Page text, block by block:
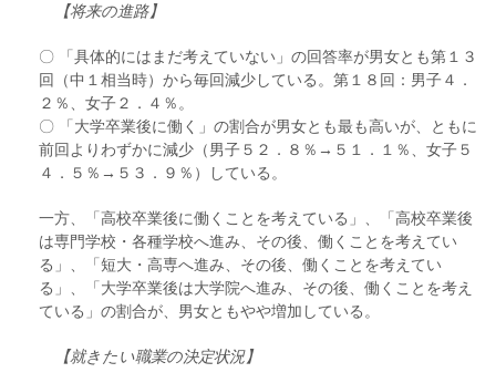
【将来の進路】
〇 「具体的にはまだ考えていない」の回答率が男女とも第１３
回（中１相当時）から毎回減少している。第１８回：男子４．
２％、女子２．４％。
〇 「大学卒業後に働く」の割合が男女とも最も高いが、ともに
前回よりわずかに減少（男子５２．８％→５１．１％、女子５
４．５％→５３．９％）している。
一方、「高校卒業後に働くことを考えている」、「高校卒業後
は専門学校・各種学校へ進み、その後、働くことを考えてい
る」、「短大・高専へ進み、その後、働くことを考えてい
る」、「大学卒業後は大学院へ進み、その後、働くことを考え
ている」の割合が、男女ともやや増加している。
【就きたい職業の決定状況】